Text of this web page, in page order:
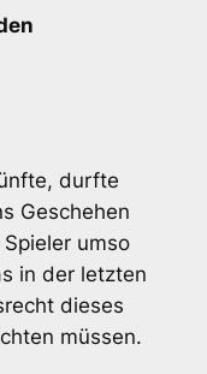
durfte
Geschehen
umso
in der letzten
dieses
müssen.